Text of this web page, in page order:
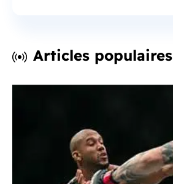
Articles populaires